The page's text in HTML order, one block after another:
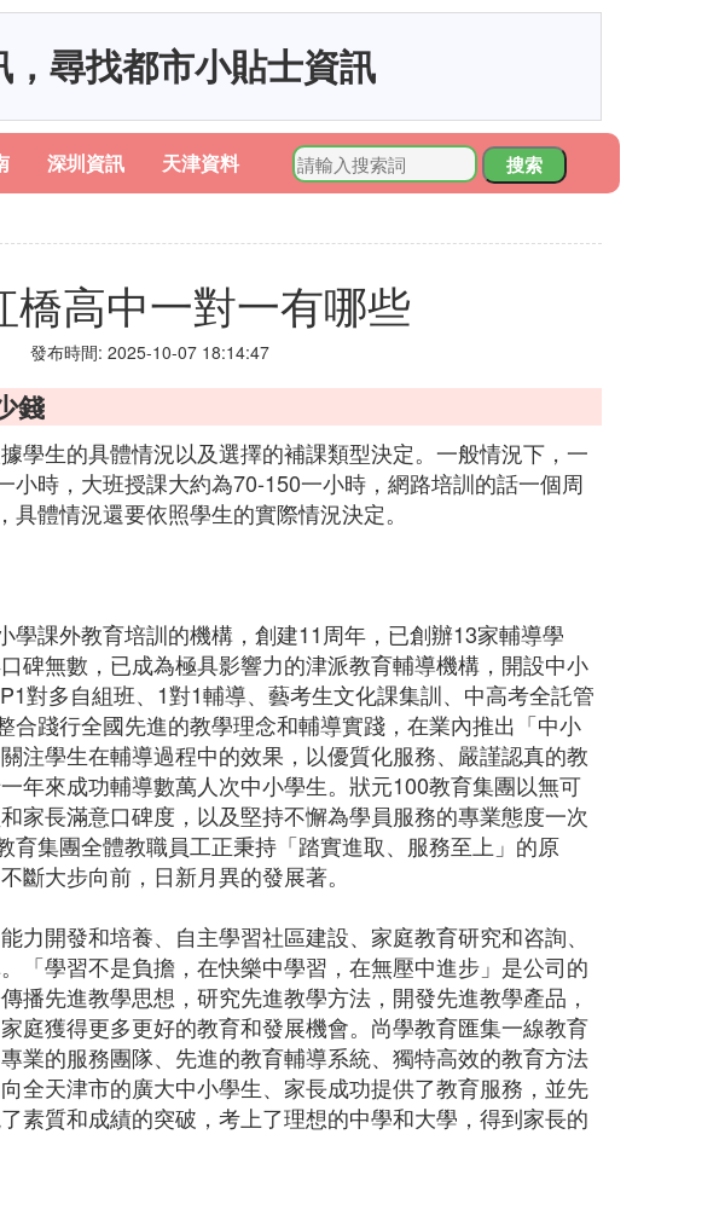
，尋找都市小貼士資訊
深圳資訊 天津資料
搜索
橋高中一對一有哪些
發布時間: 2025-10-07 18:14:47
錢
學生的具體情況以及選擇的補課類型決定。一般情況下，一
小時，大班授課大約為70-150一小時，網路培訓的話一個周
體情況還要依照學生的實際情況決定。
學課外教育培訓的機構，創建11周年，已創辦13家輔導學
碑無數，已成為極具影響力的津派教育輔導機構，開設中小
對多自組班、1對1輔導、藝考生文化課集訓、中高考全託管
合踐行全國先進的教學理念和輔導實踐，在業內推出「中小
注學生在輔導過程中的效果，以優質化服務、嚴謹認真的教
年來成功輔導數萬人次中小學生。狀元100教育集團以無可
家長滿意口碑度，以及堅持不懈為學員服務的專業態度一次
育集團全體教職員工正秉持「踏實進取、服務至上」的原
斷大步向前，日新月異的發展著。
力開發和培養、自主學習社區建設、家庭教育研究和咨詢、
「學習不是負擔，在快樂中學習，在無壓中進步」是公司的
播先進教學思想，研究先進教學方法，開發先進教學產品，
庭獲得更多更好的教育和發展機會。尚學教育匯集一線教育
業的服務團隊、先進的教育輔導系統、獨特高效的教育方法
全天津市的廣大中小學生、家長成功提供了教育服務，並先
素質和成績的突破，考上了理想的中學和大學，得到家長的